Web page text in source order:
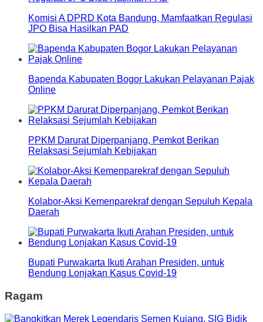
Komisi A DPRD Kota Bandung, Mamfaatkan Regulasi
JPO Bisa Hasilkan PAD
Bapenda Kabupaten Bogor Lakukan Pelayanan Pajak
Online
PPKM Darurat Diperpanjang, Pemkot Berikan
Relaksasi Sejumlah Kebijakan
Kolabor-Aksi Kemenparekraf dengan Sepuluh Kepala
Daerah
Bupati Purwakarta Ikuti Arahan Presiden, untuk
Bendung Lonjakan Kasus Covid-19
Ragam